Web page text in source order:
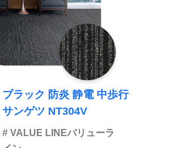
ブラック 防炎 静電 中歩行
サンゲツ NT304V
# VALUE LINEバリューラ